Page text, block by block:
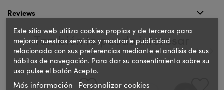
Reviews
También te puede interesar
Este sitio web utiliza cookies propias y de terceros para
mejorar nuestros servicios y mostrarle publicidad
relacionada con sus preferencias mediante el análisis de sus
hábitos de navegación. Para dar su consentimiento sobre su
uso pulse el botón Acepto.
Más información Personalizar cookies